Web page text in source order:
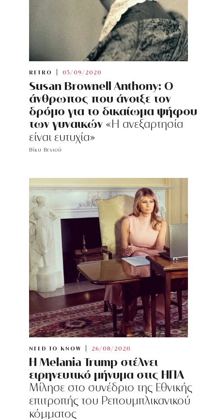
RETRO 05/09/2020
Susan Brownell Anthony: O
άνθρωπος που άνοιξε τον
δρόμο για το δικαίωμα ψήφου
των γυναικών «Η ανεξαρτησία
είναι ευτυχία»
Βίκυ Βενιού
NEED TO KNOW 26/08/2020
Η Melania Trump στέλνει
ειρηνευτικό μήνυμα στις ΗΠΑ
Μίλησε στο συνέδριο της Εθνικής
επιτροπής του Ρεπουμπλικανικού
κόμματος